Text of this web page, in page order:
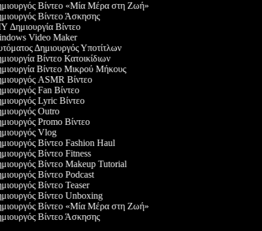
Βίντεο «Μία Μέρα στη Ζωή»
Βίντεο Άσκησης
Δημιουργία Βίντεο
Video Maker
Δημιουργός Υποτίτλων
Βίντεο Κατοικίδιων
Βίντεο Μικρού Μήκους
ASMR Βίντεο
Fan Βίντεο
Lyric Βίντεο
Outro
Promo Βίντεο
Vlog
Βίντεο Fashion Haul
Βίντεο Fitness
Βίντεο Makeup Tutorial
Βίντεο Podcast
Βίντεο Teaser
Βίντεο Unboxing
Βίντεο «Μία Μέρα στη Ζωή»
Βίντεο Άσκησης